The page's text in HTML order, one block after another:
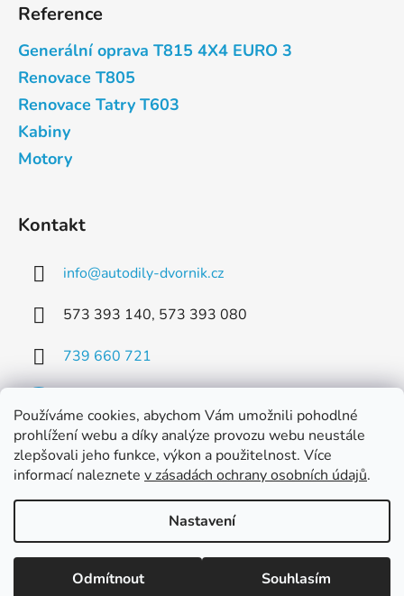
Používáme cookies, abychom Vám umožnili pohodlné
prohlížení webu a díky analýze provozu webu neustále
zlepšovali jeho funkce, výkon a použitelnost. Více
informací naleznete v zásadách ochrany osobních údajů.
Nastavení
Odmítnout Souhlasím
Reference
Generální oprava T815 4X4 EURO 3
Renovace T805
Renovace Tatry T603
Kabiny
Motory
Kontakt
info@autodily-dvornik.cz
573 393 140, 573 393 080
739 660 721
Facebook
Vytvořil Shoptet
Copyright 2026Dvorník AUTODÍLY s.r.o.. Všechna